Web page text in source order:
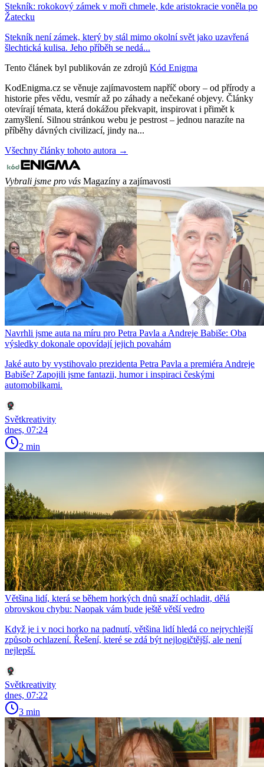
Stekník: rokokový zámek v moři chmele, kde aristokracie voněla po
Žatecku
Stekník není zámek, který by stál mimo okolní svět jako uzavřená
šlechtická kulisa. Jeho příběh se nedá...
Tento článek byl publikován ze zdrojů Kód Enigma
KodEnigma.cz se věnuje zajímavostem napříč obory – od přírody a
historie přes vědu, vesmír až po záhady a nečekané objevy. Články
otevírají témata, která dokážou překvapit, inspirovat i přimět k
zamyšlení. Silnou stránkou webu je pestrost – jednou narazíte na
příběhy dávných civilizací, jindy na...
Všechny články tohoto autora →
Vybrali jsme pro vás Magazíny a zajímavosti
Navrhli jsme auta na míru pro Petra Pavla a Andreje Babiše: Oba
výsledky dokonale opovídají jejich povahám
Jaké auto by vystihovalo prezidenta Petra Pavla a premiéra Andreje
Babiše? Zapojili jsme fantazii, humor i inspiraci českými
automobilkami.
Světkreativity
dnes, 07:24
2 min
Většina lidí, která se během horkých dnů snaží ochladit, dělá
obrovskou chybu: Naopak vám bude ještě větší vedro
Když je i v noci horko na padnutí, většina lidí hledá co nejrychlejší
způsob ochlazení. Řešení, které se zdá být nejlogičtější, ale není
nejlepší.
Světkreativity
dnes, 07:22
3 min